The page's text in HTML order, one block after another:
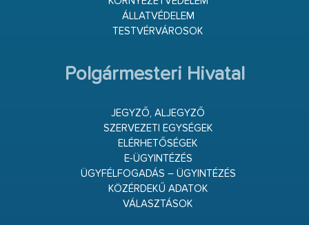
ÁLLATVÉDELEM
TESTVÉRVÁROSOK
Polgármesteri Hivatal
JEGYZŐ, ALJEGYZŐ
SZERVEZETI EGYSÉGEK
ELÉRHETŐSÉGEK
E-ÜGYINTÉZÉS
ÜGYFÉLFOGADÁS – ÜGYINTÉZÉS
KÖZÉRDEKŰ ADATOK
VÁLASZTÁSOK